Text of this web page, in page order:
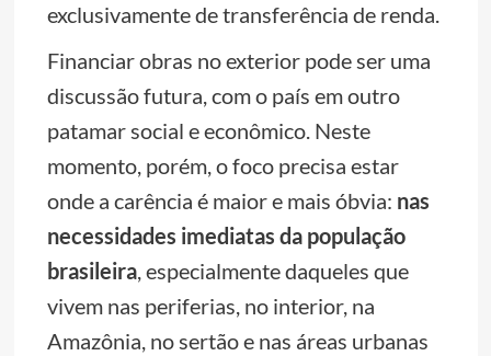
exclusivamente de transferência de renda.
Financiar obras no exterior pode ser uma
discussão futura, com o país em outro
patamar social e econômico. Neste
momento, porém, o foco precisa estar
onde a carência é maior e mais óbvia: nas
necessidades imediatas da população
brasileira, especialmente daqueles que
vivem nas periferias, no interior, na
Amazônia, no sertão e nas áreas urbanas